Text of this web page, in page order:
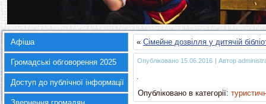
Афіша
Громадські обговорення 2025
Доступ до публічної інформації
« Сімейне дозвілля у дитячій
Опубліковано 15.06.2016 | Автор
.
Опубліковано в категорії: